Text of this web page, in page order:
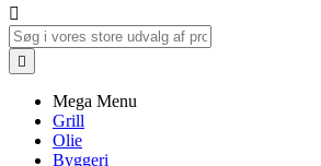


Mega Menu
Grill
Olie
Byggeri